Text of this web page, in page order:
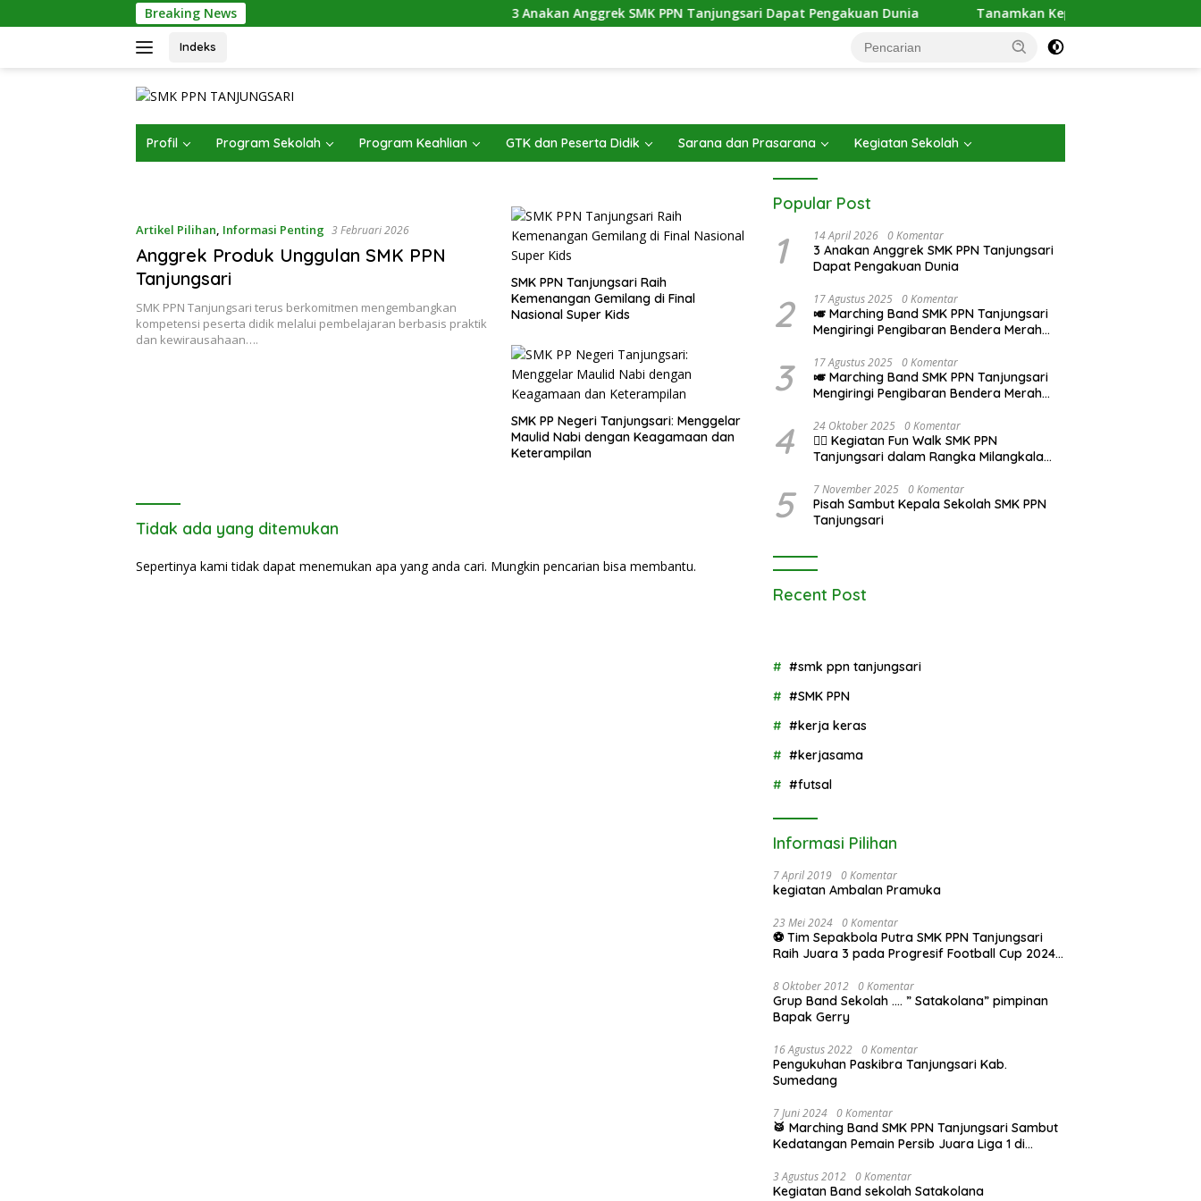
ke
Breaking News 3 Anakan Anggrek SMK PPN Tanjungsari Dapat Pengakuan Dunia Tanamkan Kepedulian Lingkungan,
Indeks
Profil Program Sekolah Program Keahlian GTK dan Peserta Didik Sarana dan Prasarana Kegiatan Sekolah
Artikel Pilihan, Informasi Penting 3 Februari 2026
Anggrek Produk Unggulan SMK PPN
Tanjungsari
SMK PPN Tanjungsari terus berkomitmen mengembangkan
kompetensi peserta didik melalui pembelajaran berbasis praktik
dan kewirausahaan….
SMK PPN Tanjungsari Raih
Kemenangan Gemilang di Final
Nasional Super Kids
SMK PP Negeri Tanjungsari: Menggelar
Maulid Nabi dengan Keagamaan dan
Keterampilan
Tidak ada yang ditemukan
Sepertinya kami tidak dapat menemukan apa yang anda cari. Mungkin pencarian bisa membantu.
Popular Post
1 14 April 2026 0 Komentar
3 Anakan Anggrek SMK PPN Tanjungsari
Dapat Pengakuan Dunia
2 17 Agustus 2025 0 Komentar
🎺 Marching Band SMK PPN Tanjungsari
Mengiringi Pengibaran Bendera Merah
3 17 Agustus 2025 0 Komentar
🎺 Marching Band SMK PPN Tanjungsari
Mengiringi Pengibaran Bendera Merah
Upacara 17 Agustus 2025
4 24 Oktober 2025 0 Komentar
🚶‍♂️ Kegiatan Fun Walk SMK PPN
Tanjungsari dalam Rangka Milangkala
5 7 November 2025 0 Komentar
Pisah Sambut Kepala Sekolah SMK PPN
Tanjungsari
Recent Post
#smk ppn tanjungsari
#SMK PPN
#kerja keras
#kerjasama
#futsal
Informasi Pilihan
7 April 2019 0 Komentar
kegiatan Ambalan Pramuka
23 Mei 2024 0 Komentar
⚽ Tim Sepakbola Putra SMK PPN Tanjungsari
Raih Juara 3 pada Progresif Football Cup 2024
8 Oktober 2012 0 Komentar
Grup Band Sekolah …. ” Satakolana” pimpinan
Bapak Gerry
16 Agustus 2022 0 Komentar
Pengukuhan Paskibra Tanjungsari Kab.
Sumedang
7 Juni 2024 0 Komentar
🥁 Marching Band SMK PPN Tanjungsari Sambut
Kedatangan Pemain Persib Juara Liga 1 di
3 Agustus 2012 0 Komentar
Kegiatan Band sekolah Satakolana